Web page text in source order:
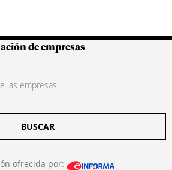
Colombianas
de empresas
BUSCAR
ofrecida por: